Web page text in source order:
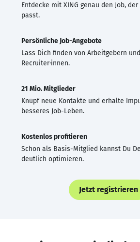
Entdecke mit XING genau den Job,
passt.
Persönliche Job-Angebote
Lass Dich finden von Arbeitgebern
Recruiter·innen.
21 Mio. Mitglieder
Knüpf neue Kontakte und erhalte
besseres Job-Leben.
Kostenlos profitieren
Schon als Basis-Mitglied kannst Du
deutlich optimieren.
Jetzt registrieren